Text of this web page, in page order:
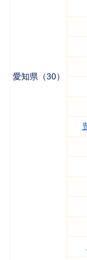
愛知県（30）